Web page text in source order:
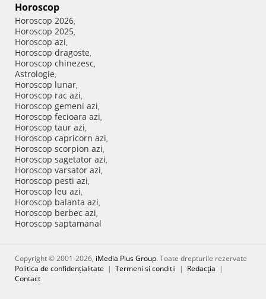
Horoscop
Horoscop 2026,
Horoscop 2025,
Horoscop azi,
Horoscop dragoste,
Horoscop chinezesc,
Astrologie,
Horoscop lunar,
Horoscop rac azi,
Horoscop gemeni azi,
Horoscop fecioara azi,
Horoscop taur azi,
Horoscop capricorn azi,
Horoscop scorpion azi,
Horoscop sagetator azi,
Horoscop varsator azi,
Horoscop pesti azi,
Horoscop leu azi,
Horoscop balanta azi,
Horoscop berbec azi,
Horoscop saptamanal
Copyright © 2001-2026, iMedia Plus Group. Toate drepturile rezervate
Politica de confidențialitate | Termeni si conditii | Redacţia |
Contact